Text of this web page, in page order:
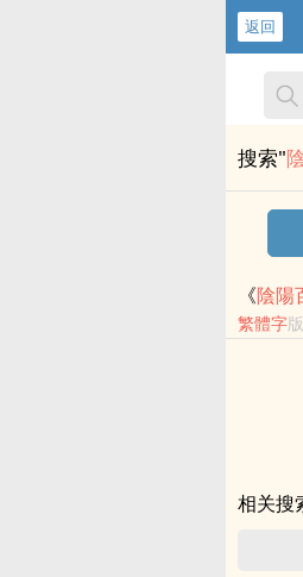
返回
搜索"
《陰陽
繁體字
相关搜